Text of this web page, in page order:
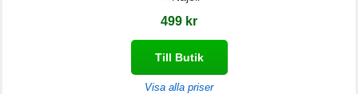
499 kr
Till Butik
Visa alla priser